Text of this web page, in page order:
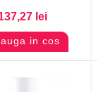
lei
in cos